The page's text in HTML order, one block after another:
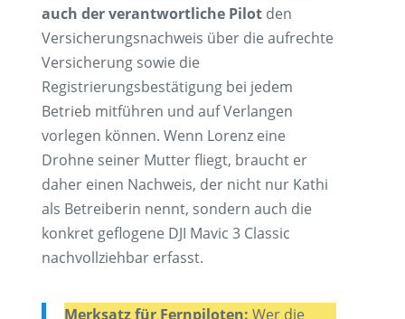
auch der verantwortliche Pilotden
Versicherungsnachweis über die aufrechte
Versicherung sowie die
Registrierungsbestätigung bei jedem
Betrieb mitführen und auf Verlangen
vorlegen können. Wenn Lorenz eine
Drohne seiner Mutter fliegt, braucht er
daher einen Nachweis, der nicht nur Kathi
als Betreiberin nennt, sondern auch die
konkret geflogene DJI Mavic 3 Classic
nachvollziehbar erfasst.
Merksatz für Fernpiloten: Wer die